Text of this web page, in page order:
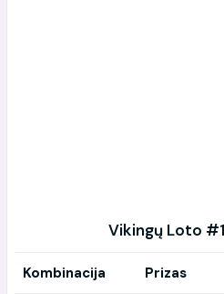
Vikingų Loto
Kombinacija Prizas